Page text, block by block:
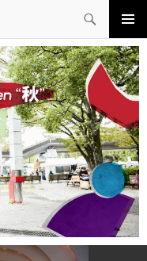
メイン
メニュ
ー